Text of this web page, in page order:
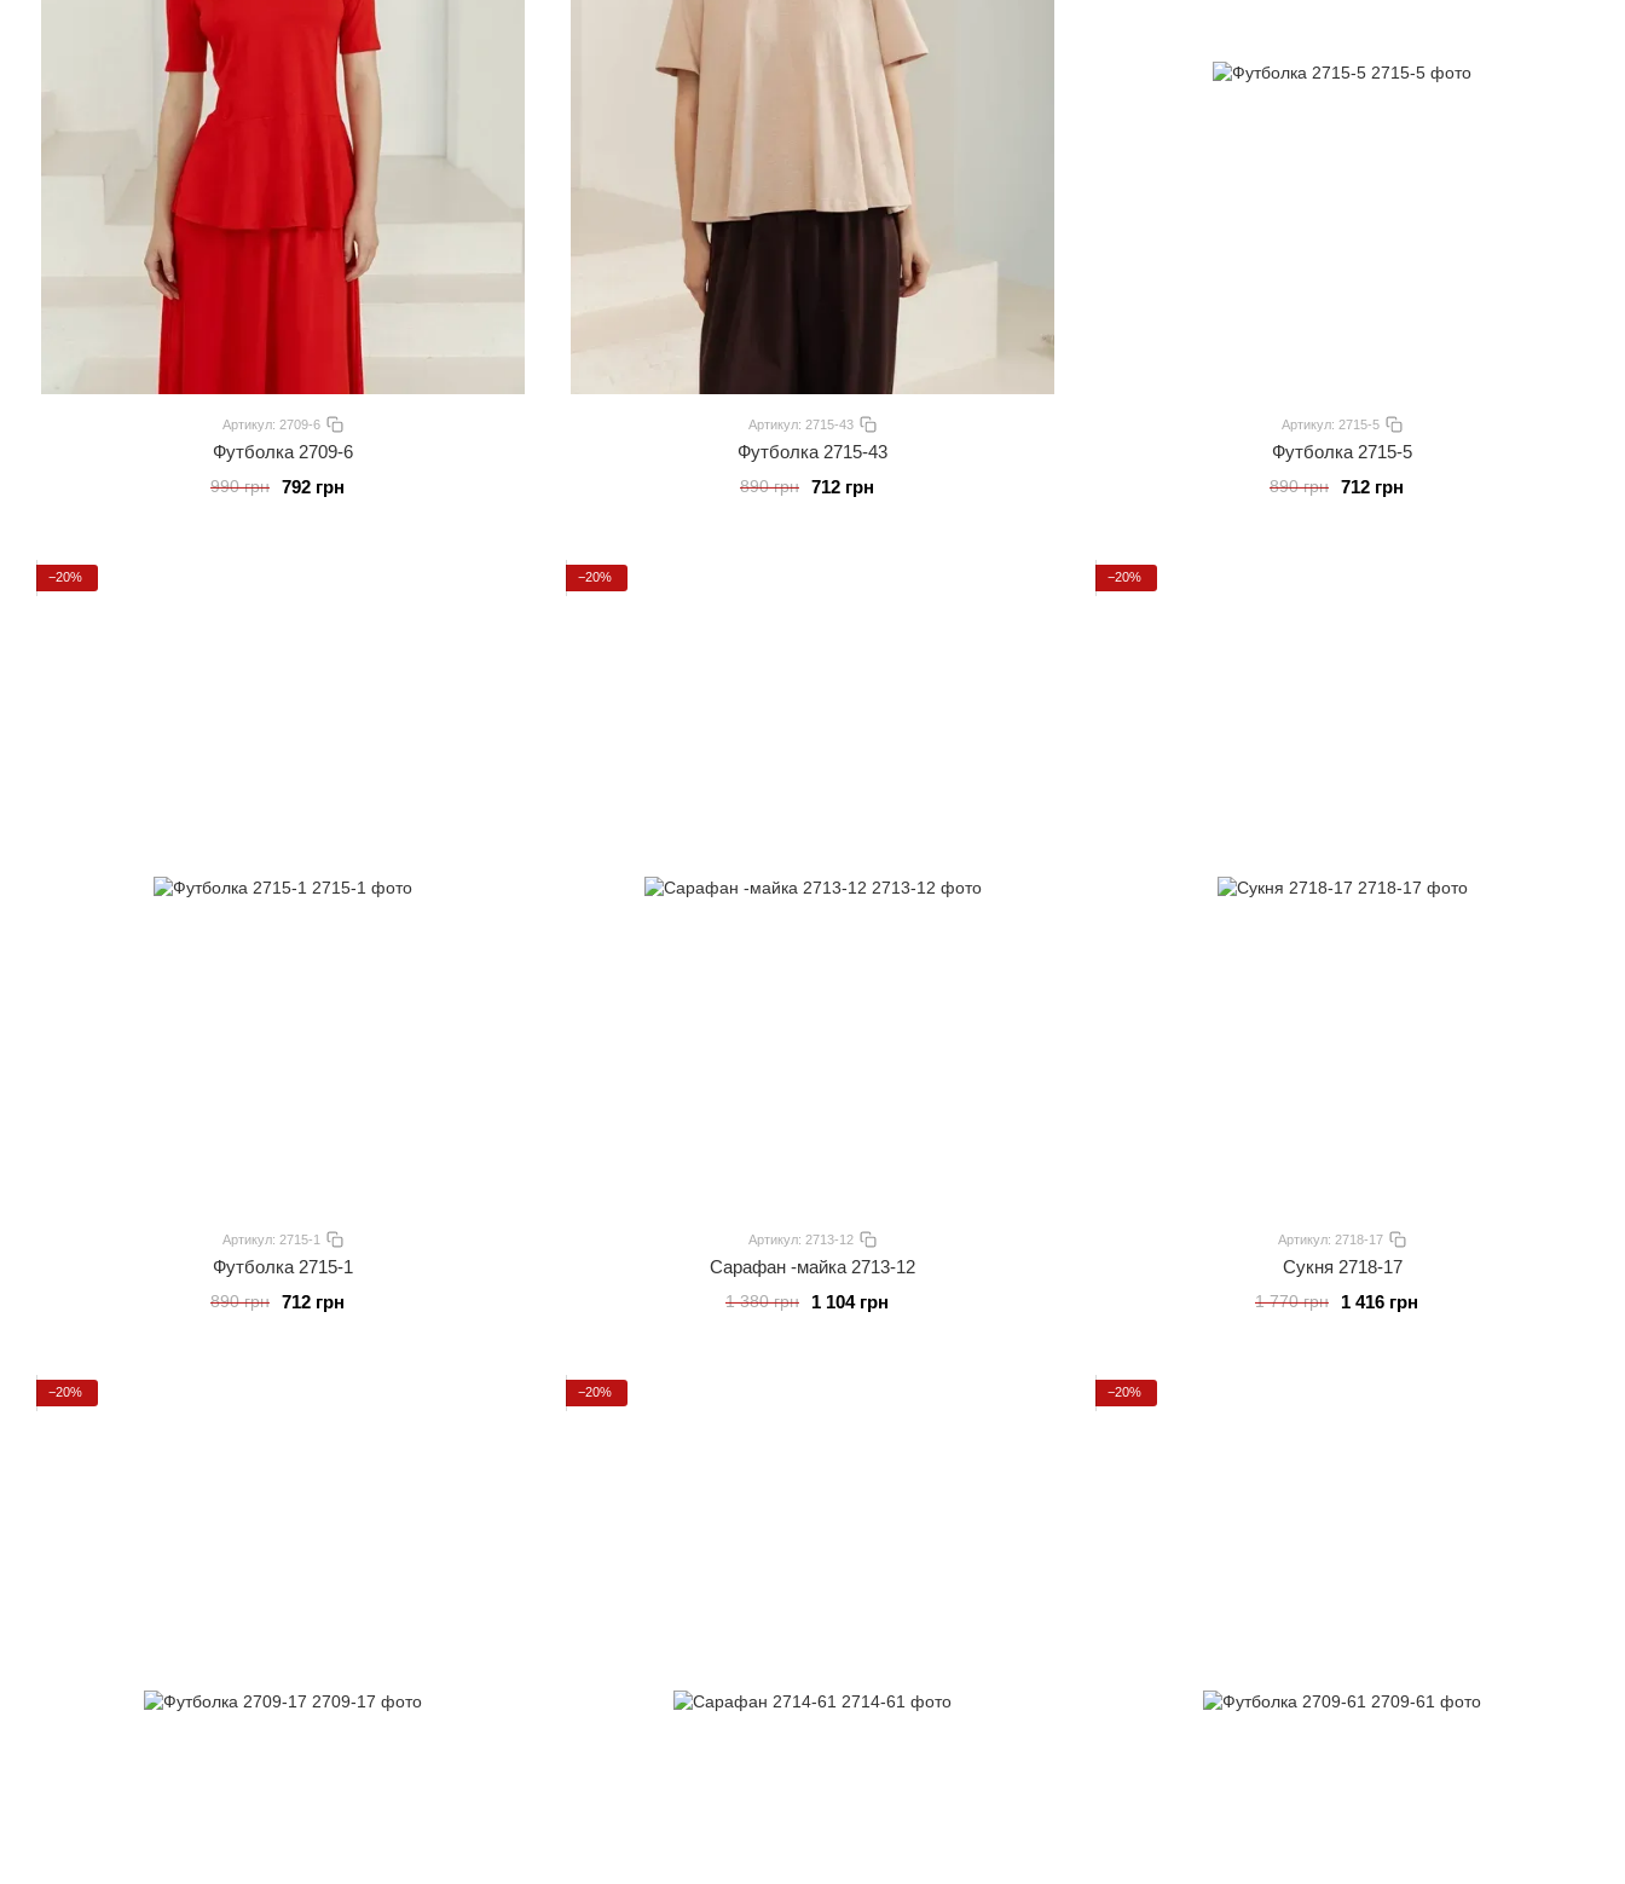
Артикул: 2709-6
Футболка 2709-6
990 грн 792 грн
Артикул: 2715-43
Футболка 2715-43
890 грн 712 грн
Артикул: 2715-5
Футболка 2715-5
890 грн 712 грн
−20%
Артикул: 2715-1
Футболка 2715-1
890 грн 712 грн
−20%
Артикул: 2713-12
Сарафан -майка 2713-12
1 380 грн 1 104 грн
−20%
Артикул: 2718-17
Сукня 2718-17
1 770 грн 1 416 грн
−20% −20% −20%